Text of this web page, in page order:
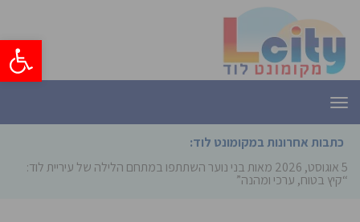
פתח
תפריט
כתבות אחרונות במקומונט לוד:
5 אוגוסט, 2026
מאות בני נוער השתתפו במתחם הלילה של עיריית לוד:
“קיץ בטוח, ערכי ומהנה”